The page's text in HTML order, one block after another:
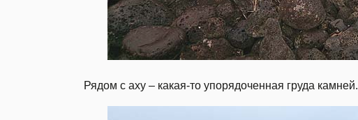
Рядом с аху – какая-то упорядоченная груда камней.